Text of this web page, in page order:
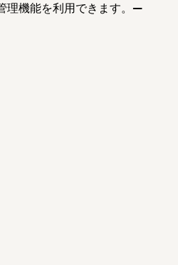
理機能を利用できます。 —